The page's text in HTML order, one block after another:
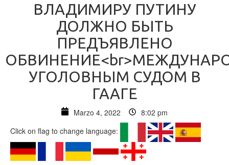
ВЛАДИМИРУ ПУТИНУ
ДОЛЖНО БЫТЬ
ПРЕДЪЯВЛЕНО
УГОЛОВНЫМ СУДОМ В
ГААГЕ
Marzo 4, 2022
8:02 pm
Click on flag to change language: